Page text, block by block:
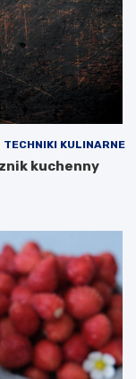
TECHNIKI KULINARNE
kuchenny